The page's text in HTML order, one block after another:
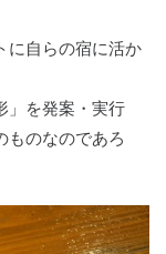
に自らの宿に活か
」を発案・実行
ものなのであろ